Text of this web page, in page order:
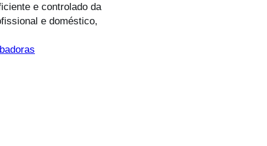
e controlado da
e doméstico,